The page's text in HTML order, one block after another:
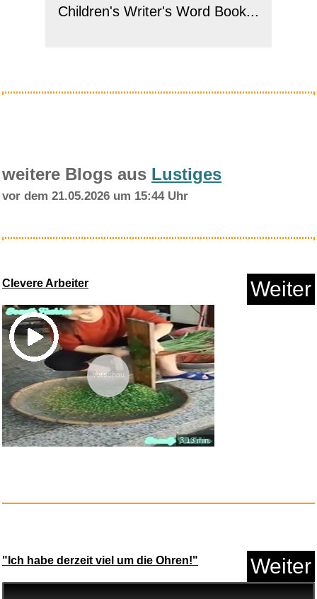
Children's Writer's Word Book...
Anzeige
weitere Blogs aus Lustiges
vor dem 21.05.2026 um 15:44 Uhr
Clevere Arbeiter Weiter
Vorschau
3:13 min.
"Ich habe derzeit viel um die Ohren!" Weiter